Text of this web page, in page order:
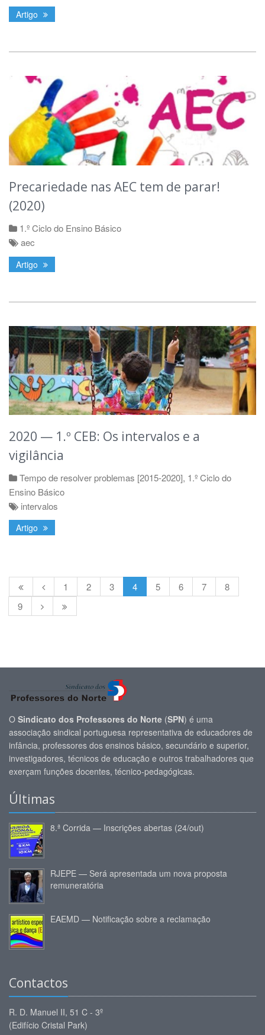
Artigo
Precariedade nas AEC tem de parar!
(2020)
1.º Ciclo do Ensino Básico
aec
Artigo
2020 — 1.º CEB: Os intervalos e a
vigilância
Tempo de resolver problemas [2015-2020], 1.º Ciclo do
Ensino Básico
intervalos
Artigo
1 2 3 4 5 6 7
8
9
O Sindicato dos Professores do Norte (SPN) é uma
associação sindical portuguesa representativa de educadores de
infância, professores dos ensinos básico, secundário e superior,
investigadores, técnicos de educação e outros trabalhadores que
exerçam funções docentes, técnico-pedagógicas.
Últimas
8.ª Corrida — Inscrições abertas (24/out)
RJEPE — Será apresentada um nova proposta
remuneratória
EAEMD — Notificação sobre a reclamação
Contactos
R. D. Manuel II, 51 C - 3º
(Edifício Cristal Park)